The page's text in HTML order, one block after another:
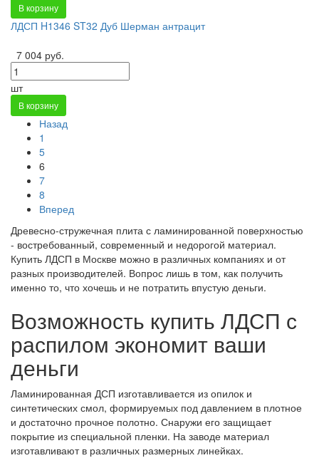
В корзину
ЛДСП H1346 ST32 Дуб Шерман антрацит
7 004 руб.
шт
В корзину
Назад
1
5
6
7
8
Вперед
Древесно-стружечная плита с ламинированной поверхностью
- востребованный, современный и недорогой материал.
Купить ЛДСП в Москве можно в различных компаниях и от
разных производителей. Вопрос лишь в том, как получить
именно то, что хочешь и не потратить впустую деньги.
Возможность купить ЛДСП с
распилом экономит ваши
деньги
Ламинированная ДСП изготавливается из опилок и
синтетических смол, формируемых под давлением в плотное
и достаточно прочное полотно. Снаружи его защищает
покрытие из специальной пленки. На заводе материал
изготавливают в различных размерных линейках.